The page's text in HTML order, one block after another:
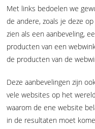
Met links bedoelen we
de andere, zoals je deze
zien als een aanbeveling,
producten van een
de producten van de
Deze aanbevelingen zijn
vele websites op het
waarom de ene website
in de resultaten moet